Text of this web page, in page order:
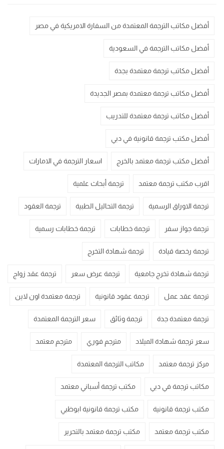
أفضل مكاتب الترجمة المعتمدة من السفارة الامريكية في مصر
أفضل مكاتب الترجمة في السعودية
أفضل مكاتب ترجمة معتمدة بجدة
أفضل مكاتب ترجمة معتمدة بمصر الجديدة
أفضل مكاتب ترجمة معتمدة للتدريب
أفضل مكتب ترجمة قانونية في دبي
أفضل مكتب ترجمة معتمد بالخرج اسعار الترجمة في الامارات
اقرب مكتب ترجمة معتمد ترجمة أبحاث علمية
ترجمة الاوراق الرسمية ترجمة التحاليل الطبية ترجمة العقود
ترجمة جواز سفر ترجمة خطابات ترجمة خطابات رسمية
ترجمة رخصة قيادة ترجمة شهادة التخرج
ترجمة شهادة تخرج جامعية ترجمة عرض سعر ترجمة عقد زواج
ترجمة عقد عمل ترجمة عقود قانونية ترجمة معتمدة اون لاين
ترجمة معتمدة جدة ترجمة وثائق سعر الترجمة المعتمدة
سعر ترجمة شهادة الميلاد مترجم فوري مترجم معتمد
مركز ترجمة معتمد مكاتب الترجمة المعتمدة
مكاتب ترجمة في دبي مكتب ترجمة أسباني معتمد
مكتب ترجمة قانونية مكتب ترجمة قانونية ابوظبي
مكتب ترجمة معتمد مكتب ترجمة معتمد بالتحرير